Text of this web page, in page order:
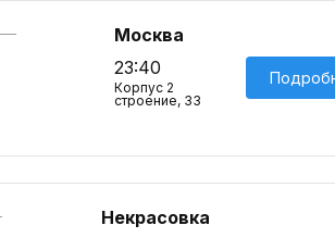
Москва
23:40
Корпус 2
строение, 33
Некрасовка